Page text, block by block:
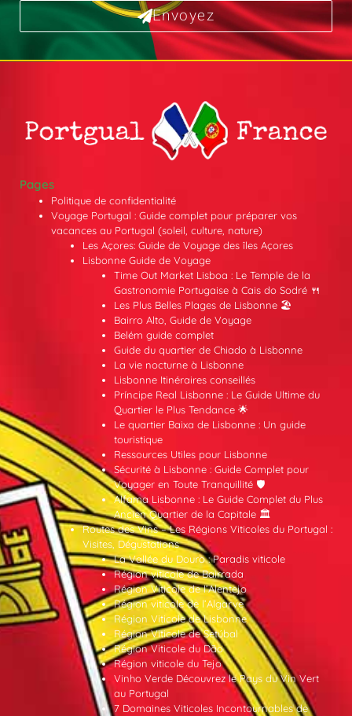
Envoyez
Pages
Politique de confidentialité
Voyage Portugal : Guide complet pour préparer vos
vacances au Portugal (soleil, culture, nature)
Les Açores: Guide de Voyage des îles Açores
Lisbonne Guide de Voyage
Time Out Market Lisboa : Le Temple de la
Gastronomie Portugaise à Cais do Sodré 🍴
Les Plus Belles Plages de Lisbonne 🏖️
Bairro Alto, Guide de Voyage
Belém guide complet
Guide du quartier de Chiado à Lisbonne
La vie nocturne à Lisbonne
Lisbonne Itinéraires conseillés
Príncipe Real Lisbonne : Le Guide Ultime du
Quartier le Plus Tendance 🌟
Le quartier Baixa de Lisbonne : Un guide
touristique
Ressources Utiles pour Lisbonne
Sécurité à Lisbonne : Guide Complet pour
Voyager en Toute Tranquillité 🛡️
Alfama Lisbonne : Le Guide Complet du Plus
Ancien Quartier de la Capitale 🏛️
Routes des Vins – Les Régions Viticoles du Portugal :
Visites, Dégustations
La Vallée du Douro : Paradis viticole
Région viticole de Bairrada
Région Viticole de l’Alentejo
Région viticole de l’Algarve
Région Viticole de Lisbonne
Région Viticole de Setúbal
Région Viticole du Dão
Région viticole du Tejo
Vinho Verde Découvrez le Pays du Vin Vert
au Portugal
7 Domaines Viticoles Incontournables de